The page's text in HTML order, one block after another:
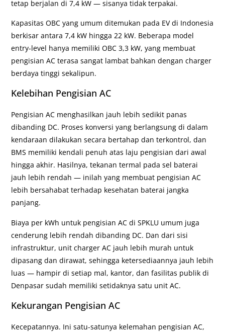
tetap berjalan di 7,4 kW — sisanya tidak terpakai.
Kapasitas OBC yang umum ditemukan pada EV di Indonesia
berkisar antara 7,4 kW hingga 22 kW. Beberapa model
entry-level hanya memiliki OBC 3,3 kW, yang membuat
pengisian AC terasa sangat lambat bahkan dengan charger
berdaya tinggi sekalipun.
Kelebihan Pengisian AC
Pengisian AC menghasilkan jauh lebih sedikit panas
dibanding DC. Proses konversi yang berlangsung di dalam
kendaraan dilakukan secara bertahap dan terkontrol, dan
BMS memiliki kendali penuh atas laju pengisian dari awal
hingga akhir. Hasilnya, tekanan termal pada sel baterai
jauh lebih rendah — inilah yang membuat pengisian AC
lebih bersahabat terhadap kesehatan baterai jangka
panjang.
Biaya per kWh untuk pengisian AC di SPKLU umum juga
cenderung lebih rendah dibanding DC. Dan dari sisi
infrastruktur, unit charger AC jauh lebih murah untuk
dipasang dan dirawat, sehingga ketersediaannya jauh lebih
luas — hampir di setiap mal, kantor, dan fasilitas publik di
Denpasar sudah memiliki setidaknya satu unit AC.
Kekurangan Pengisian AC
Kecepatannya. Ini satu-satunya kelemahan pengisian AC,